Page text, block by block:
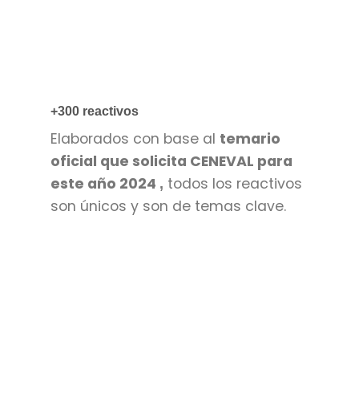
+300 reactivos
Elaborados con base al temario
oficial que solicita CENEVAL para
este año 2024 , todos los reactivos
son únicos y son de temas clave.